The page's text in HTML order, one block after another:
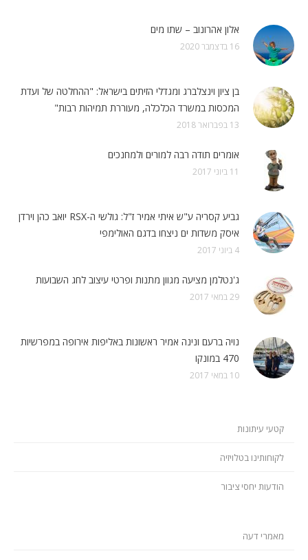
אלון אהרונוב – שתו מים
16 בדצמבר 2020
בן ציון וינצלברג ומגדלי הזיתים בישראל: "ההחלטה של ועדת
המכסות במשרד הכלכלה, מעוררת תמיהות רבות"
13 בפברואר 2018
אומרים תודה רבה למורים ולמחנכים
11 ביוני 2017
גביע קסריה ע"ש איתי אמיר ז"ל: גולשי ה-RSX יואב כהן וירדן
איסק משדות ים ניצחו בדגם האולימפי
4 ביוני 2017
ג'נטלמן מציעה מגוון מתנות ופרטי עיצוב לחג השבועות
29 במאי 2017
נויה ברעם ונינה אמיר ראשונות באליפות אירופה במפרשיות
470 במונקו
10 במאי 2017
קטעי עיתונות
לקוחותינו בטלויזיה
הודעות יחסי ציבור
מאמרי דעה